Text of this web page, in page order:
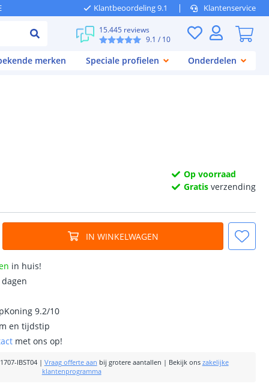
Klantbeoordeling 9.1 Klantenservice
15.445 reviews
9.1 / 10
merken Speciale profielen Onderdelen
Op voorraad
Gratis verzending
IN WINKELWAGEN
in huis!
9.2/10
en tijdstip
met ons op!
IBST04| Vraag offerte aan bij grotere aantallen | Bekijk ons zakelijke
klantenprogramma